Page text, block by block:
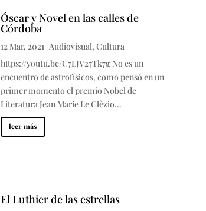
Óscar y Novel en las calles de
Córdoba
12 Mar, 2021 | Audiovisual,Cultura
https://youtu.be/C7LJV27Tk7g No es un
encuentro de astrofísicos, como pensó en un
primer momento el premio Nobel de
Literatura Jean Marie Le Clèzio...
leer más
El Luthier de las estrellas